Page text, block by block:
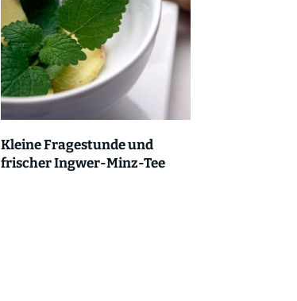
Kleine Fragestunde und
frischer Ingwer-Minz-Tee